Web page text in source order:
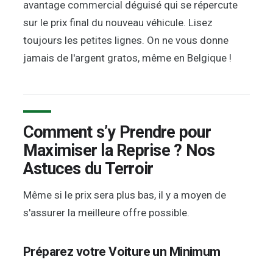
avantage commercial déguisé qui se répercute
sur le prix final du nouveau véhicule. Lisez
toujours les petites lignes. On ne vous donne
jamais de l'argent gratos, même en Belgique !
Comment s’y Prendre pour
Maximiser la Reprise ? Nos
Astuces du Terroir
Même si le prix sera plus bas, il y a moyen de
s'assurer la meilleure offre possible.
Préparez votre Voiture un Minimum